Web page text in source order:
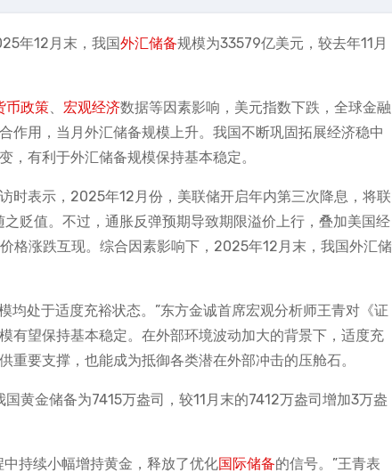
年12月末，我国外汇储备规模为33579亿美元，较去年11月
币政策、 宏观经济数据等因素影响，美元指数下跌，全球金融
作用，当月外汇储备规模上升。我国不断巩固拓展经济稳中
，有利于外汇储备规模保持基本稳定。
时表示，2025年12月份，美联储开启年内第三次降息，将联
贬值。不过，通胀反弹预期导致期限溢价上行，叠加美国经
格涨跌互现。综合因素影响下，2025年12月末，我国外汇储
均处于适度充裕状态。”东方金诚首席宏观分析师王青对《证
有望保持基本稳定。在外部环境波动加大的背景下，适度充
要支撑，也能成为抵御各类潜在外部冲击的压舱石。
黄金储备为7415万盎司，较11月末的7412万盎司增加3万盎
持续小幅增持黄金，释放了优化国际储备的信号。”王青表